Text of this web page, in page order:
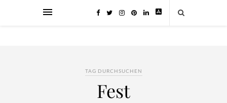
TAG DURCHSUCHEN
Fest